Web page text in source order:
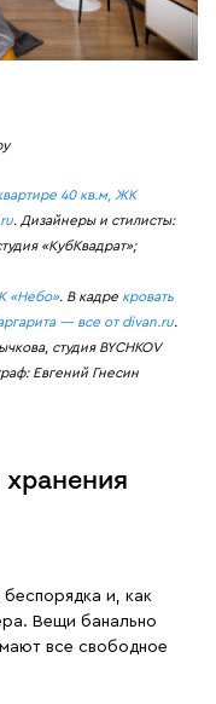
40 кв.м, ЖК
. Дизайнеры и стилисты:
«КубКвадрат»;
«Небо». В кадре кровать
— все от divan.ru.
студия BYCHKOV
Евгений Гнесин
и, как
Вещи банально
все свободное